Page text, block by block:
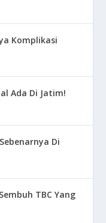
Komplikasi
Ada Di Jatim!
Di
TBC Yang